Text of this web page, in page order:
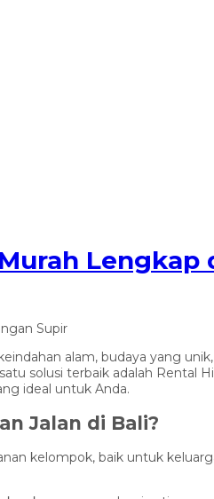
Lengkap
Supir
alam, budaya yang
solusi terbaik adalah Rental
ideal untuk Anda.
Jalan di Bali?
kelompok, baik untuk